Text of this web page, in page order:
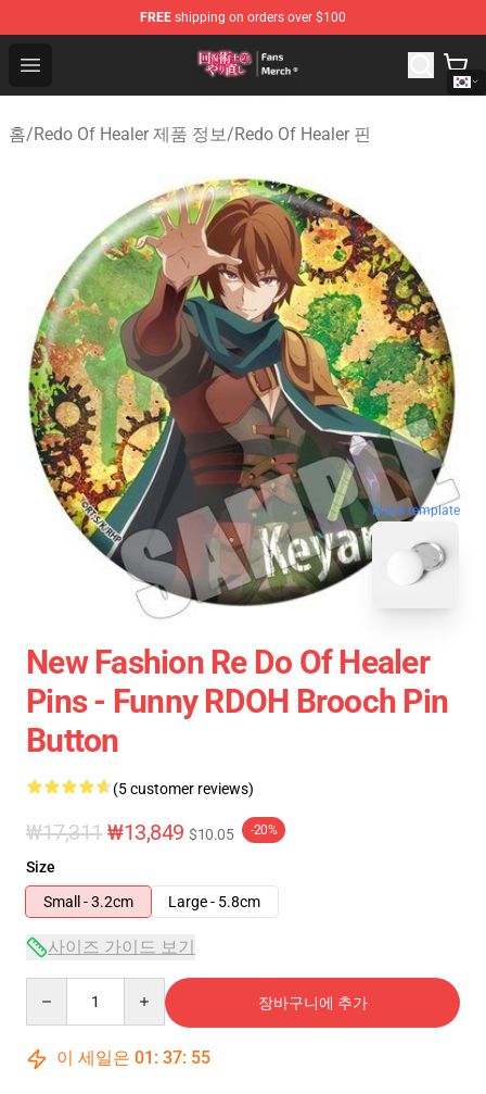
FREE shipping on orders over $100
Open menu
Redo Of Healer Store - Official Redo Of Healer
홈/Redo Of Healer 제품 정보/Redo Of Healer 핀
blank template
New Fashion Re Do Of Healer
Pins - Funny RDOH Brooch Pin
Button
(5 customer reviews)
₩17,311 ₩13,849 $10.05 -20%
Size
Small - 3.2cm
Large - 5.8cm
사이즈 가이드 보기
장바구니에 추가
이 세일은 01 : 37: 54